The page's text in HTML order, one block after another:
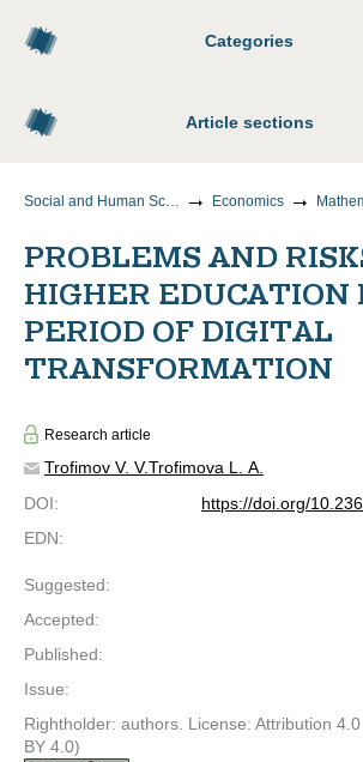
Categories
Article sections
Social and Human Sciences Economics
PROBLEMS AND
HIGHER EDUCATION
PERIOD OF DIGITAL
TRANSFORMATION
Research article
Trofimov V. V.Trofimova L. A.
DOI:
https://doi.org/
EDN:
Suggested:
Accepted:
Published:
Issue:
Rightholder: authors. License: Attribution
BY 4.0)